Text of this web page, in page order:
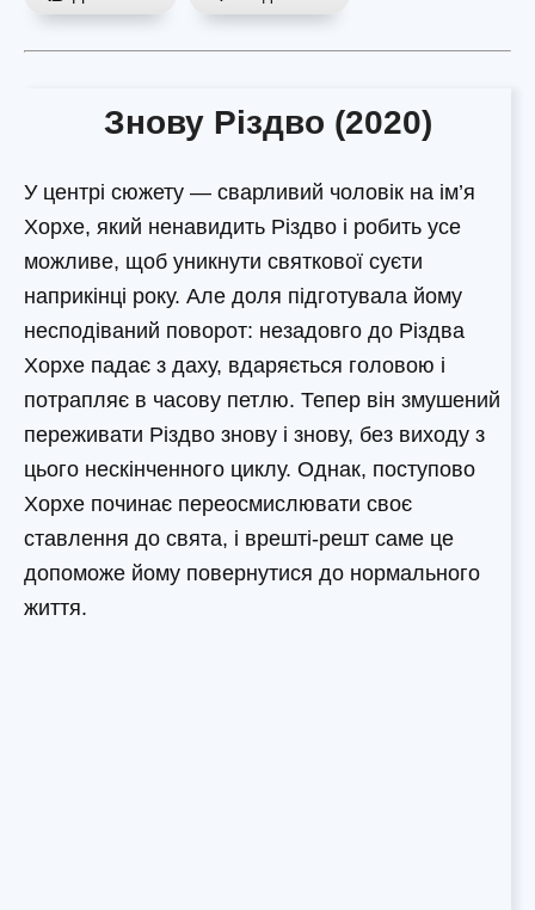
Знову Різдво (2020)
У центрі сюжету — сварливий чоловік на ім’я
Хорхе, який ненавидить Різдво і робить усе
можливе, щоб уникнути святкової суєти
наприкінці року. Але доля підготувала йому
несподіваний поворот: незадовго до Різдва
Хорхе падає з даху, вдаряється головою і
потрапляє в часову петлю. Тепер він змушений
переживати Різдво знову і знову, без виходу з
цього нескінченного циклу. Однак, поступово
Хорхе починає переосмислювати своє
ставлення до свята, і врешті-решт саме це
допоможе йому повернутися до нормального
життя.